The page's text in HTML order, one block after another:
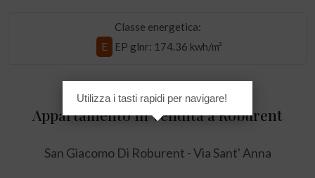
Classe energetica:
E
EP glnr: 174.36 kwh/m²
Appartamento in Vendita a Roburent
San Giacomo Di Roburent - Via Sant' Anna
Utilizza i tasti rapidi per navigare!